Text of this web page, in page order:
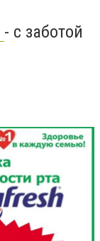
- с заботой